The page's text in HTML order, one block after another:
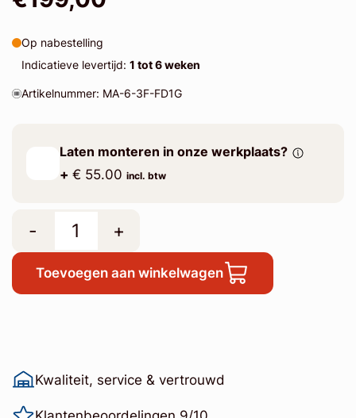
Op nabestelling
Indicatieve levertijd: 1 tot 6 weken
Artikelnummer: MA-6-3F-FD1G
Laten monteren in onze werkplaats?
+ € 55.00 incl. btw
- +
Toevoegen aan winkelwagen
Kwaliteit, service & vertrouwd